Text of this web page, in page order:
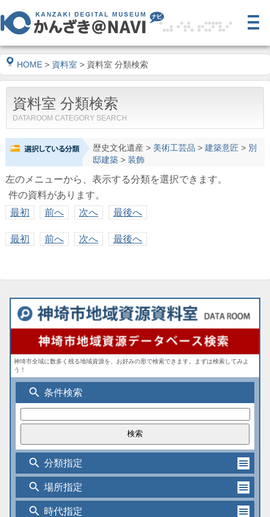
HOME > 資料室 > 資料室 分類検索
資料室 分類検索
DATAROOM CATEGORY SEARCH
歴史文化遺産> 美術工芸品 > 建築意匠 > 別
邸建築> 装飾
左のメニューから、表示する分類を選択できます。
件の資料があります。
最初
前へ 次へ 最後へ
最初 前へ 次へ 最後へ
神埼市全域に数多く残る地域資源を、お好みの形で検索できます。まずは検索してみよ
う！
search 条件検索
search 分類指定
search 場所指定
search 時代指定